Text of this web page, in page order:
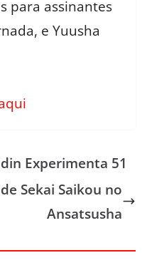
para assinantes
e Yuusha
Experimenta 51
Sekai Saikou no
Ansatsusha